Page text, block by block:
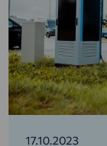
17.10.2023